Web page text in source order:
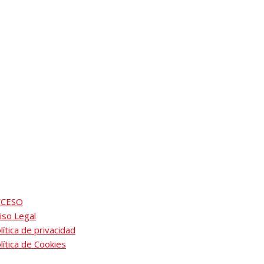
Legal
de privacidad
de Cookies